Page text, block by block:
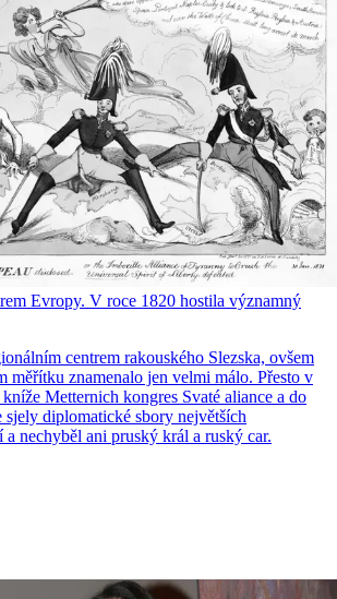
Evropy. V roce 1820 hostila významný
centrem rakouského Slezska, ovšem
měřítku znamenalo jen velmi málo. Přesto v
Metternich kongres Svaté aliance a do
sjely diplomatické sbory největších
a nechyběl ani pruský král a ruský car.